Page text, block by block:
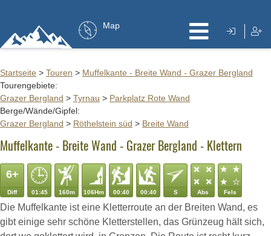
Map
Startseite > Touren > Muffelkante - Breite Wand - Grazer Bergland
Tourengebiete:
Grazer Bergland > Tyrnau > Parkplatz Rote Wand
Berge/Wände/Gipfel:
Grazer Bergland > Röthelstein süd > Breite Wand
Muffelkante - Breite Wand - Grazer Bergland - Klettern
6+
Diff 01:45 160m 106Hm 00:40 00:40 S Abs Fels
Die Muffelkante ist eine Kletterroute an der Breiten Wand, es
gibt einige sehr schöne Kletterstellen, das Grünzeug hält sich,